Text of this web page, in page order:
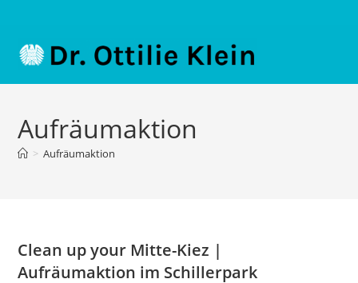
Aufräumaktion
> Aufräumaktion
Clean up your Mitte-Kiez |
Aufräumaktion im Schillerpark